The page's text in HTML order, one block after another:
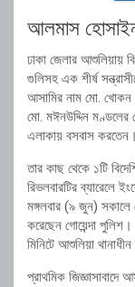
আলমাস
ঢাকা জেলার আশুলিয়ায়
গুলিসহ এক শীর্ষ
আসামির নাম মো. খোকন
মো. মঈনউদ্দিন মণ্ডলের
এলাকায় বসবাস করতেন।
তার কাছ থেকে ১টি
রিভলবারটির ব্যারেলে
মঙ্গলবার (৯ জুন) সকালে
করেছেন গোয়েন্দা
মিনিটে আশুলিয়া
প্রাথমিক জিজ্ঞাসাবাদে